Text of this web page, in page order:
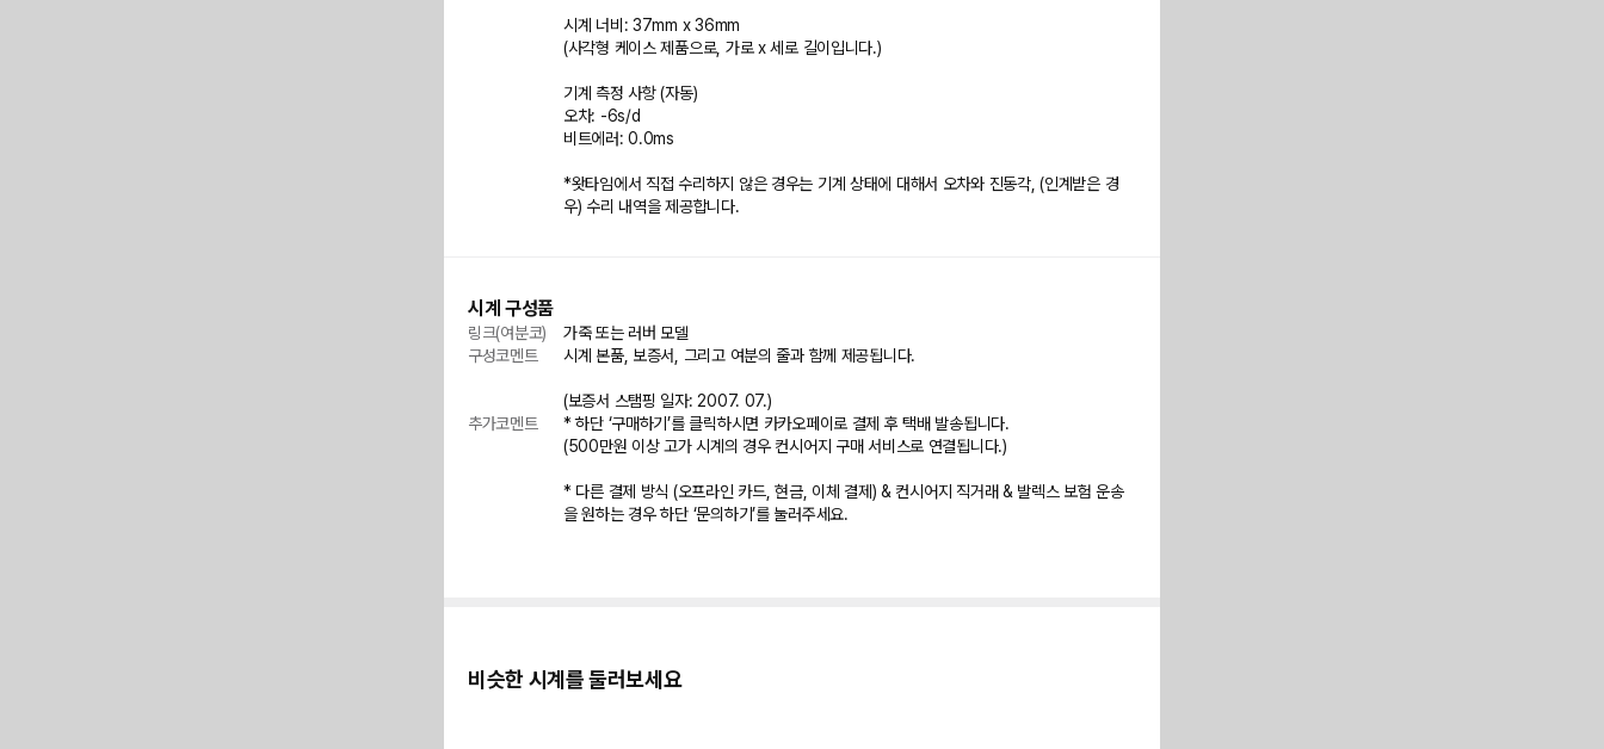
시계 너비: 37mm x 36mm
(사각형 케이스 제품으로, 가로 x 세로 길이입니다.)
기계 측정 사항 (자동)
오차: -6s/d
비트에러: 0.0ms
*왓타임에서 직접 수리하지 않은 경우는 기계 상태에 대해서 오차와 진동각, (인계받은 경
시계 구성품
링크(여분코)
가죽 또는 러버 모델
구성코멘트
시계 본품, 보증서, 그리고 여분의 줄과 함께 제공됩니다.
(보증서 스탬핑 일자: 2007. 07.)
추가코멘트
* 하단 ‘구매하기’를 클릭하시면 카카오페이로 결제 후 택배 발송됩니다.
(500만원 이상 고가 시계의 경우 컨시어지 구매 서비스로 연결됩니다.)
* 다른 결제 방식 (오프라인 카드, 현금, 이체 결제) & 컨시어지 직거래 & 발렉스 보험 운송
을 원하는 경우 하단 ‘문의하기’를 눌러주세요.
비슷한 시계를 둘러보세요